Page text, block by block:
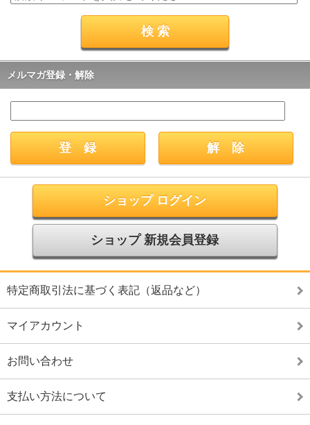
メルマガ登録・解除
ショップ ログイン
ショップ 新規会員登録
特定商取引法に基づく表記（返品など）
マイアカウント
お問い合わせ
支払い方法について